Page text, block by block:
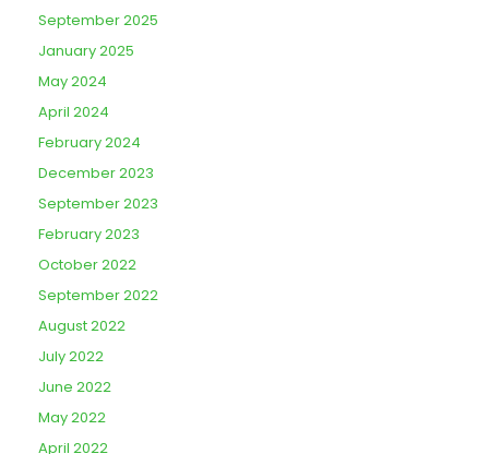
September 2025
January 2025
May 2024
April 2024
February 2024
December 2023
September 2023
February 2023
October 2022
September 2022
August 2022
July 2022
June 2022
May 2022
April 2022